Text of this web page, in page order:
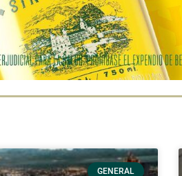
GENERAL